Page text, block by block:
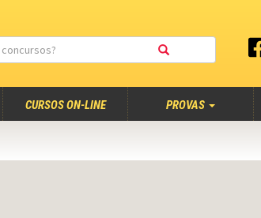
CURSOS ON-LINE PROVAS